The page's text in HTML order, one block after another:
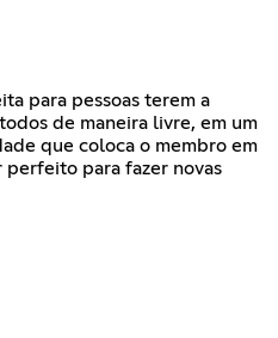
para pessoas terem a
de maneira livre, em um
que coloca o membro em
para fazer novas